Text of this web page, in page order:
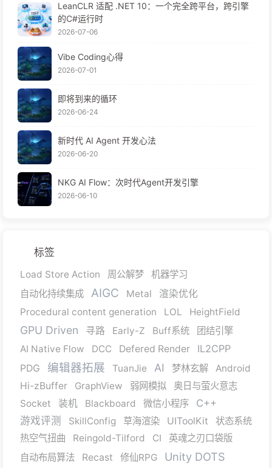
LeanCLR 适配 .NET 10：一个完全跨平台，跨引擎
的C#运行时
2026-07-06
Vibe Coding心得
2026-07-01
即将到来的循环
2026-06-24
新时代 AI Agent 开发心法
2026-06-20
NKG AI Flow：次时代Agent开发引擎
2026-06-10
标签
Load Store Action 周公解梦
机器学习
自动化持续集成
AIGC Metal
渲染优化
Procedural content generation
LOL HeightField
GPU Driven 寻路 Early-Z Buff系统
团结引擎
AI Native Flow
DCC Defered Render IL2CPP
PDG 编辑器拓展 TuanJie AI 梦林玄解
Android
Hi-zBuffer
GraphView 弱网模拟
奥日与萤火意志
Socket
装机 Blackboard 微信小程序
C++
游戏评测
SkillConfig 草海渲染 UIToolKit
状态系统
热空气扭曲
Reingold-Tilford CI
英魂之刃口袋版
自动布局算法
Recast 修仙RPG Unity DOTS